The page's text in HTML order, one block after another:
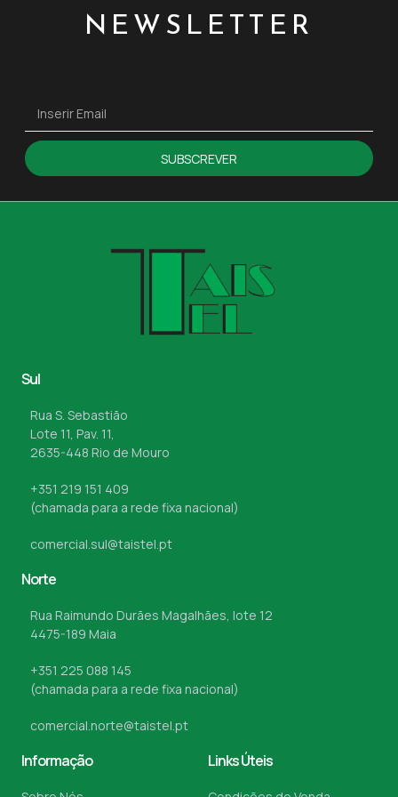
NEWSLETTER
SUBSCREVER
Sul
Rua S. Sebastião
Lote 11, Pav. 11,
2635-448 Rio de Mouro
+351 219 151 409
(chamada para a rede fixa nacional)
comercial.sul@taistel.pt
Norte
Rua Raimundo Durães Magalhães, lote 12
4475-189 Maia
+351 225 088 145
(chamada para a rede fixa nacional)
comercial.norte@taistel.pt
Informação Links Úteis